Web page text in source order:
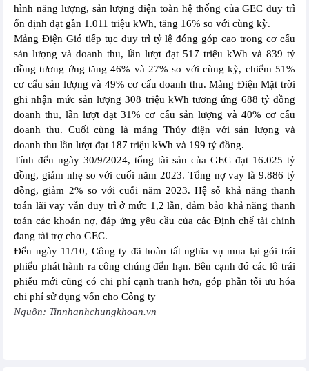
hình năng lượng, sản lượng điện toàn hệ thống của GEC duy trì
ổn định đạt gần 1.011 triệu kWh, tăng 16% so với cùng kỳ.
Mảng Điện Gió tiếp tục duy trì tỷ lệ đóng góp cao trong cơ cấu
sản lượng và doanh thu, lần lượt đạt 517 triệu kWh và 839 tỷ
đồng tương ứng tăng 46% và 27% so với cùng kỳ, chiếm 51%
cơ cấu sản lượng và 49% cơ cấu doanh thu. Mảng Điện Mặt trời
ghi nhận mức sản lượng 308 triệu kWh tương ứng 688 tỷ đồng
doanh thu, lần lượt đạt 31% cơ cấu sản lượng và 40% cơ cấu
doanh thu. Cuối cùng là mảng Thủy điện với sản lượng và
doanh thu lần lượt đạt 187 triệu kWh và 199 tỷ đồng.
Tính đến ngày 30/9/2024, tổng tài sản của GEC đạt 16.025 tỷ
đồng, giảm nhẹ so với cuối năm 2023. Tổng nợ vay là 9.886 tỷ
đồng, giảm 2% so với cuối năm 2023. Hệ số khả năng thanh
toán lãi vay vẫn duy trì ở mức 1,2 lần, đảm bảo khả năng thanh
toán các khoản nợ, đáp ứng yêu cầu của các Định chế tài chính
đang tài trợ cho GEC.
Đến ngày 11/10, Công ty đã hoàn tất nghĩa vụ mua lại gói trái
phiếu phát hành ra công chúng đến hạn. Bên cạnh đó các lô trái
phiếu mới cũng có chi phí cạnh tranh hơn, góp phần tối ưu hóa
chi phí sử dụng vốn cho Công ty
Nguồn: Tinnhanhchungkhoan.vn